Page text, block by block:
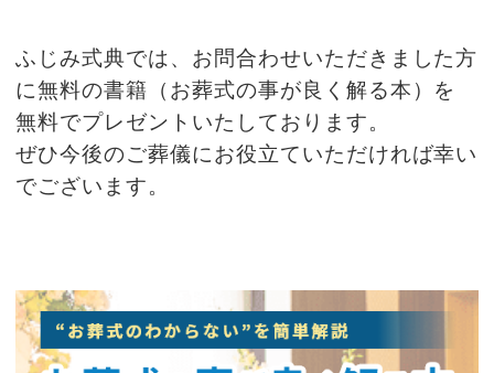
ふじみ式典では、お問合わせいただきました方
に無料の書籍（お葬式の事が良く解る本）を
無料でプレゼントいたしております。
ぜひ今後のご葬儀にお役立ていただければ幸い
でございます。